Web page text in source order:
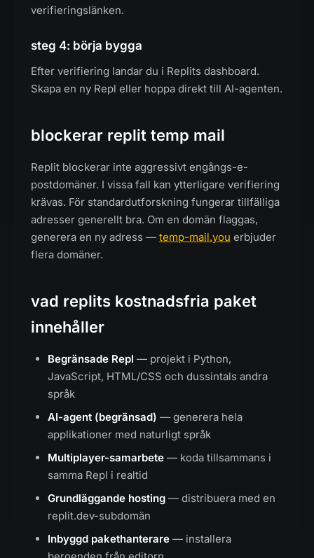
verifieringslänken.
steg 4: börja bygga
Efter verifiering landar du i Replits dashboard.
Skapa en ny Repl eller hoppa direkt till AI-agenten.
blockerar replit temp mail
Replit blockerar inte aggressivt engångs-e-
postdomäner. I vissa fall kan ytterligare verifiering
krävas. För standardutforskning fungerar tillfälliga
adresser generellt bra. Om en domän flaggas,
generera en ny adress — temp-mail.you erbjuder
flera domäner.
vad replits kostnadsfria paket
innehåller
Begränsade Repl — projekt i Python,
JavaScript, HTML/CSS och dussintals andra
språk
AI-agent (begränsad) — generera hela
applikationer med naturligt språk
Multiplayer-samarbete — koda tillsammans i
samma Repl i realtid
Grundläggande hosting — distribuera med en
replit.dev-subdomän
Inbyggd pakethanterare — installera